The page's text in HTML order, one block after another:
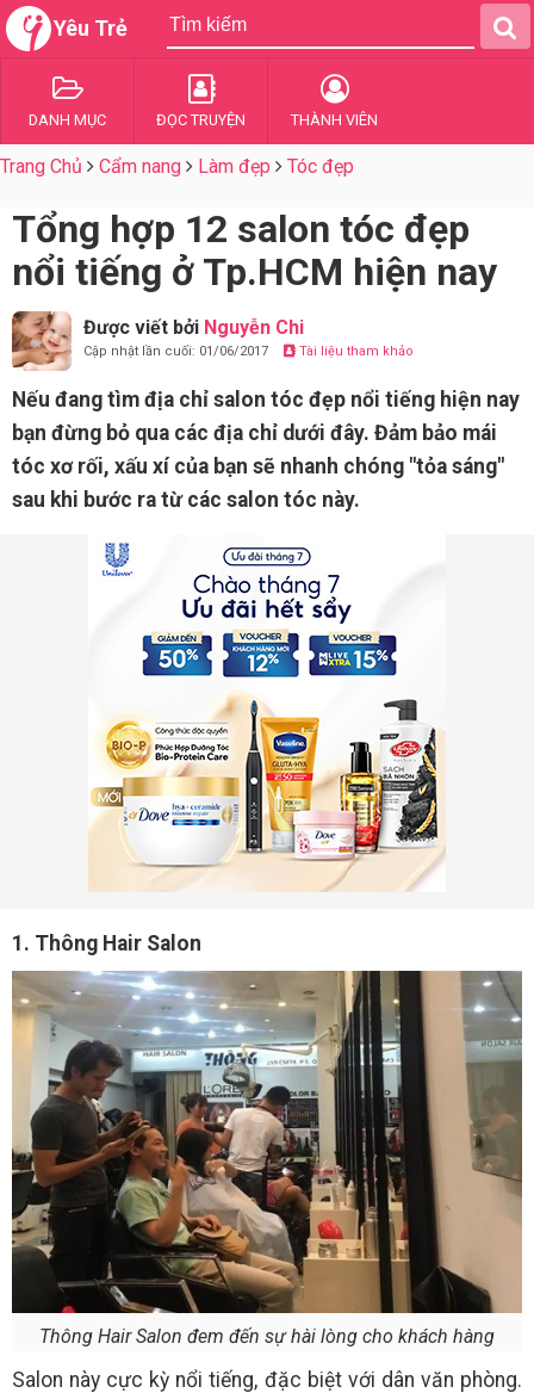
Yêu Trẻ
DANH MỤC ĐỌC TRUYỆN THÀNH VIÊN
Trang Chủ Cẩm nang Làm đẹp Tóc đẹp
Tổng hợp 12 salon tóc đẹp
nổi tiếng ở Tp.HCM hiện nay
Được viết bởi Nguyễn Chi
Cập nhật lần cuối: 01/06/2017 Tài liệu tham khảo
Nếu đang tìm địa chỉ salon tóc đẹp nổi tiếng hiện nay
bạn đừng bỏ qua các địa chỉ dưới đây. Đảm bảo mái
tóc xơ rối, xấu xí của bạn sẽ nhanh chóng "tỏa sáng"
sau khi bước ra từ các salon tóc này.
1. Thông Hair Salon
Thông Hair Salon đem đến sự hài lòng cho khách hàng
Salon này cực kỳ nổi tiếng, đặc biệt với dân văn phòng.